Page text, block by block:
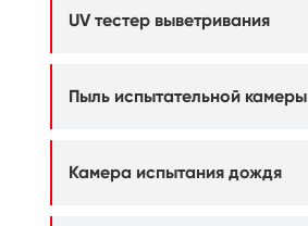
UV тестер выветривания
Пыль испытательной камеры
Камера испытания дождя